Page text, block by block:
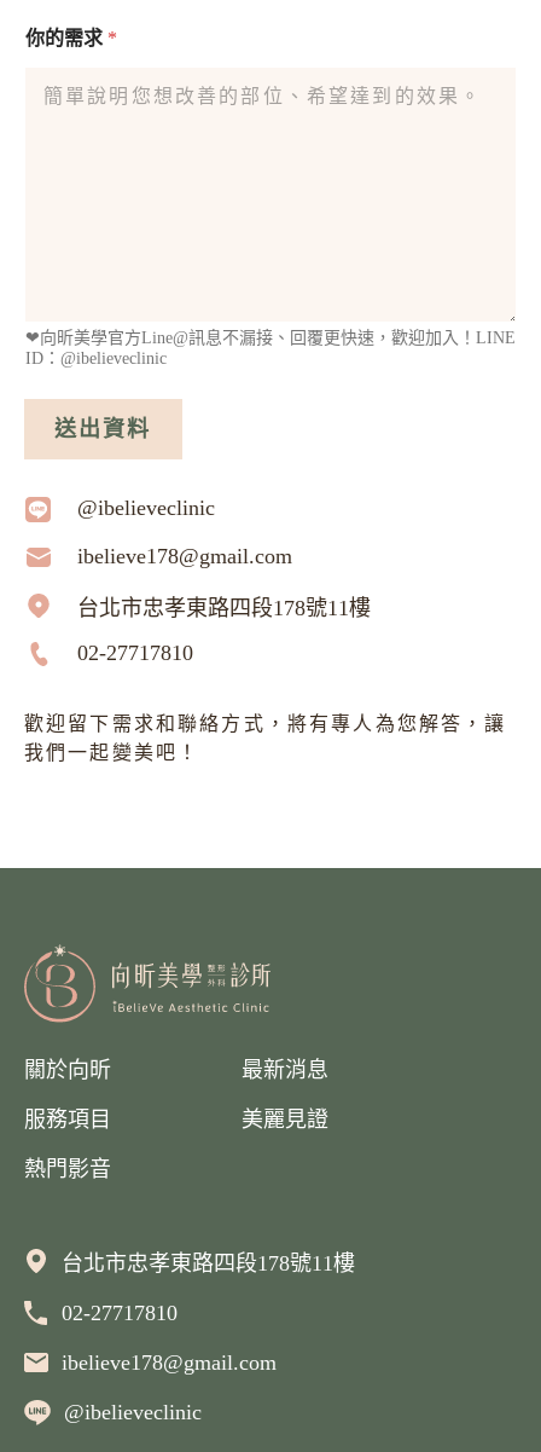
@ibelieveclinic
ibelieve178@gmail.com
台北市忠孝東路四段178號11樓
02-27717810
歡迎留下需求和聯絡方式，將有專人為您解答，讓
我們一起變美吧！
你的需求 *
❤︎向昕美學官方Line@訊息不漏接、回覆更快速，歡迎加入！LINE
ID：@ibelieveclinic
送出資料
關於向昕 最新消息
服務項目 美麗見證
熱門影音
台北市忠孝東路四段178號11樓
02-27717810
ibelieve178@gmail.com
@ibelieveclinic